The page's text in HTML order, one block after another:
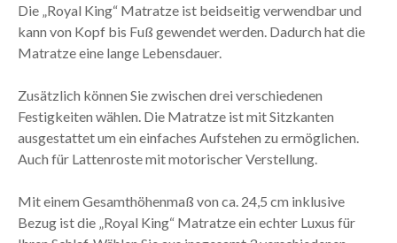
Die „Royal King“ Matratze ist beidseitig verwendbar und
kann von Kopf bis Fuß gewendet werden. Dadurch hat die
Matratze eine lange Lebensdauer.
Zusätzlich können Sie zwischen drei verschiedenen
Festigkeiten wählen. Die Matratze ist mit Sitzkanten
ausgestattet um ein einfaches Aufstehen zu ermöglichen.
Auch für Lattenroste mit motorischer Verstellung.
Mit einem Gesamthöhenmaß von ca. 24,5 cm inklusive
Bezug ist die „Royal King“ Matratze ein echter Luxus für